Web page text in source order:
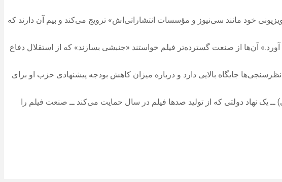
خود مانند سی‌نیوز و مؤسسات انتشاراتی‌اش» ترویج می‌کند و بیم آن دارند که
آورد.» آن‌ها از صنعت گسترده‌تر فیلم خواستند «جنبشی بسازند» که از استقلال دفاع
جایگاه بالایی دارد و درباره میزان کاهش بودجه پیشنهادی حزب او برای
نهاد دولتی که از تولید صدها فیلم در سال حمایت می‌کند ــ صنعت فیلم را